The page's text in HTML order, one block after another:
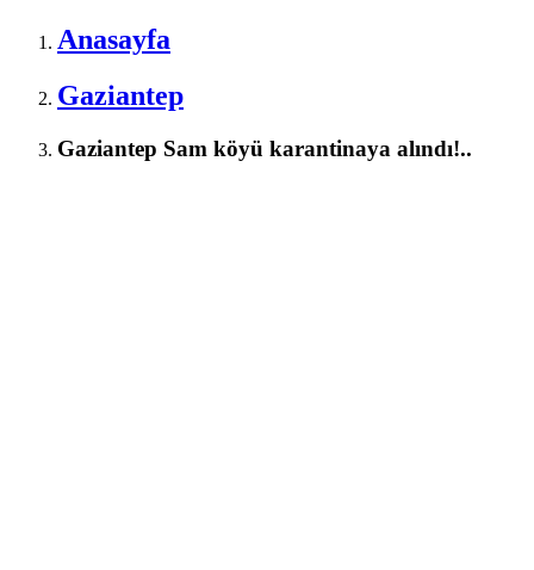
Anasayfa
Gaziantep
Gaziantep Sam köyü karantinaya alındı!..